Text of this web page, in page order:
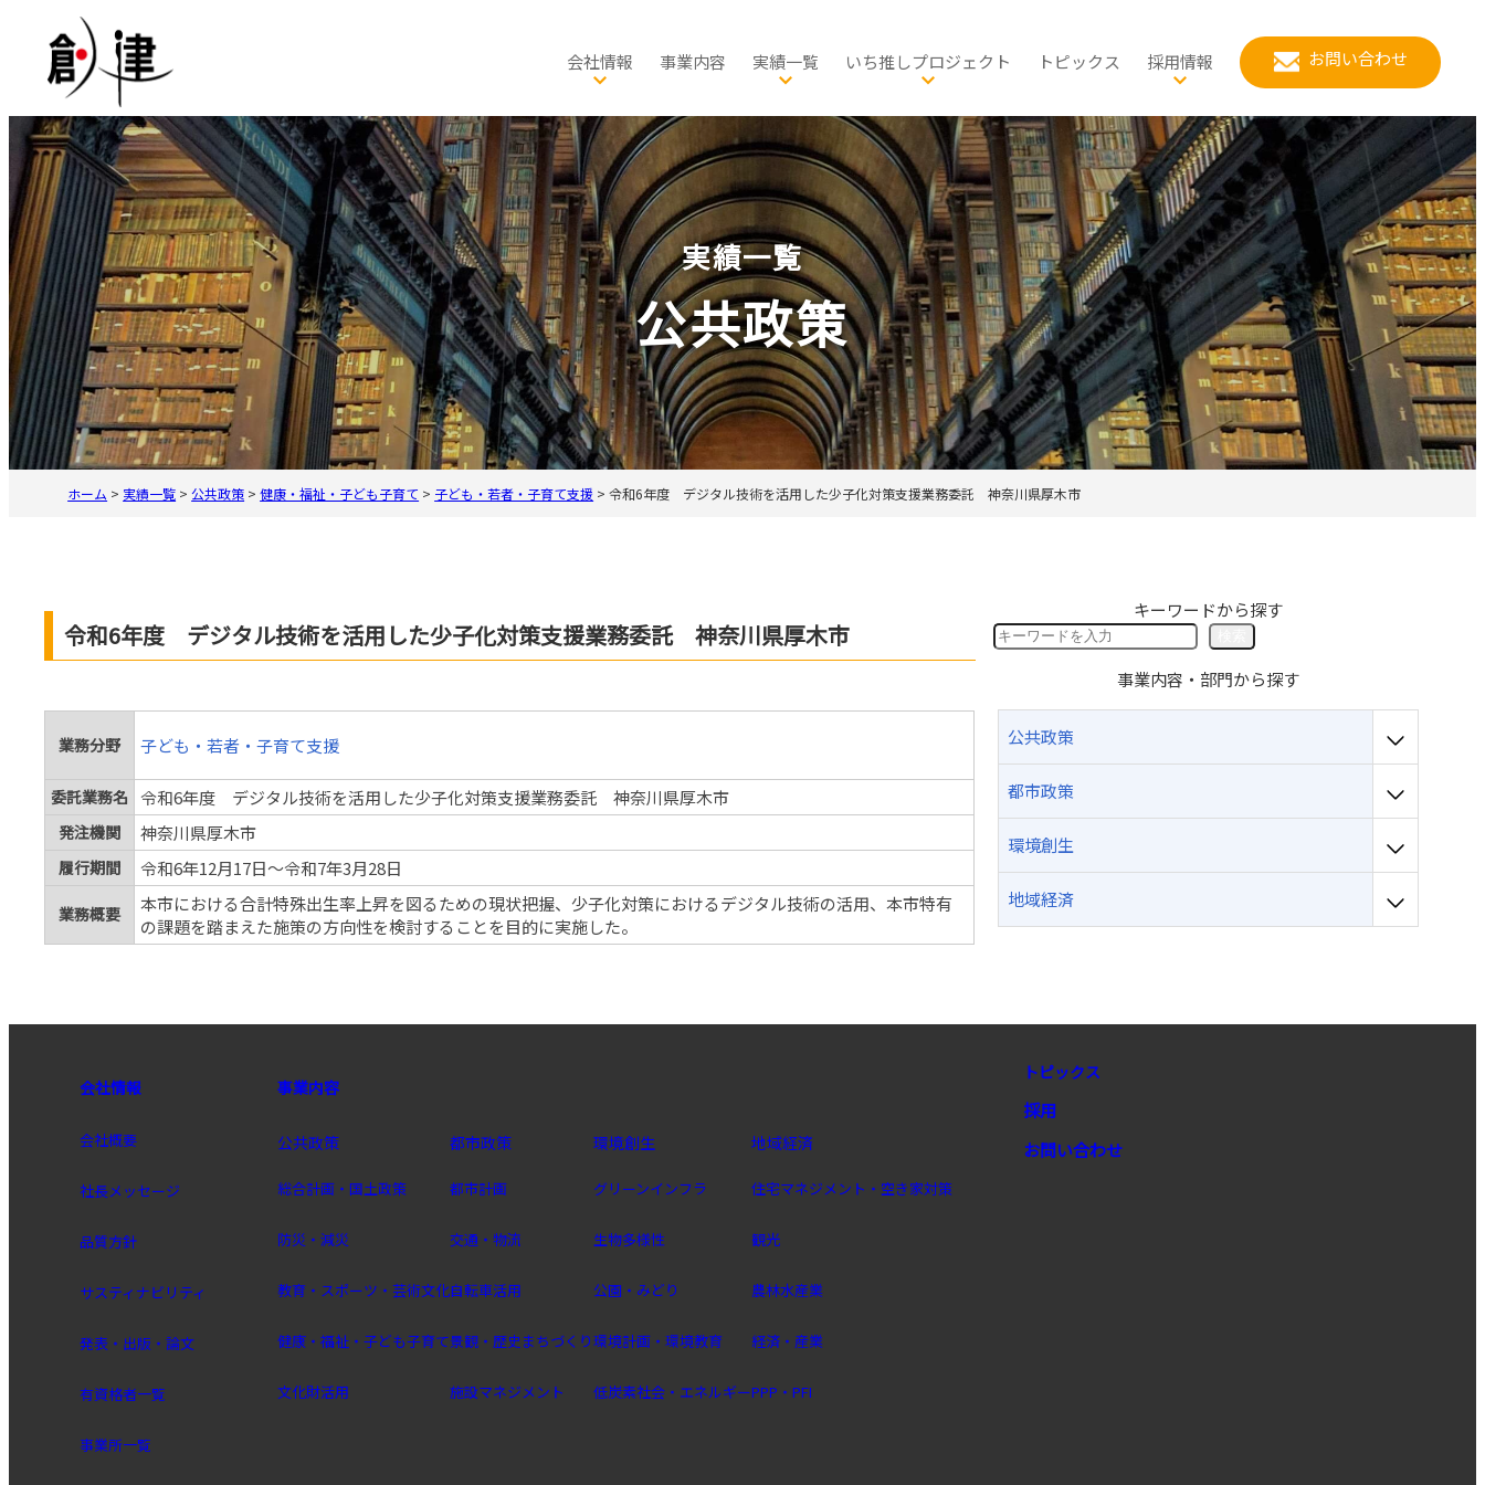
プ
会社情報
社長メッセージ
品質方針
サスティナビリティ
発表・出版・論文
有資格者一覧
事業所一覧
事業内容 実績一覧
防災・減災
教育・スポーツ・芸術文化
健康・福祉・子ども子育て
文化財活用
都市政策
都市計画
交通・物流
自転車活用
景観・歴史まちづくり
施設マネジメント
環境創生
グリーンインフラ
生物多様性
公園・みどり
環境計画・環境教育
脱炭素社会・エネルギー
地域経済
住宅マネジメント・空き家対策
観光
農林水産業
経済・産業
PPP・PFI
いち推しプロジェクト
健康増進計画
マイ・タイムライン
都市政策
立地適正化計画
自転車活用推進計画・自転車総
合計画
歴史的風致維持向上計画（歴ま
ち計画）
まちなかウォーカブル
環境創生
グリーンインフラ推進計画
都市公園の再配置計画
インクルーシブな公園づくり
地域経済
公共用地の民間活力導入検討
トピックス 採用情報
ワークライフバランス
社員の1日の流れ
社員の紹介
入社FAQ／よくある質問
募集案内
応募方法
選考方法
新卒（第二新卒）採用・キャリ
ア採用
インターンについて
お問い合わせ
公共政策
実績一覧
ホーム > 実績一覧 >公共政策 >健康・福祉・子ども子育て > 子ども・若者・子育て支援 >令和6年度 デジタル技術を活用した少子化対策支援業務委託 神奈川県厚木市
令和6年度 デジタル技術を活用した少子化対策支援業務委託 神奈川県厚木市
業務分野 子ども・若者・子育て支援
委託業務名 令和6年度 デジタル技術を活用した少子化対策支援業務委託 神奈川県厚木市
発注機関 神奈川県厚木市
履行期間 令和6年12月17日～令和7年3月28日
業務概要
本市における合計特殊出生率上昇を図るための現状把握、少子化対策におけるデジタル技術の活用、本市特有
の課題を踏まえた施策の方向性を検討することを目的に実施した。
キーワードから探す
索
事業内容・部門から探す
公共政策
都市政策
環境創生
地域経済
会社情報
会社概要
社長メッセージ
品質方針
サスティナビリティ
発表・出版・論文
有資格者一覧
事業所一覧
事業内容
公共政策
総合計画・国土政策
防災・減災
教育・スポーツ・芸術文化
健康・福祉・子ども子育て
文化財活用
都市政策
都市計画
交通・物流
自転車活用
景観・歴史まちづくり
施設マネジメント
環境創生
グリーンインフラ
生物多様性
公園・みどり
環境計画・環境教育
低炭素社会・エネルギー
地域経済
住宅マネジメント・空き家対策
観光
農林水産業
経済・産業
PPP・PFI
トピックス
採用
お問い合わせ